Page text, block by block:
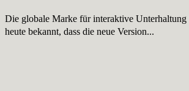
Die globale Marke für interaktive Unterhaltung
heute bekannt, dass die neue Version...